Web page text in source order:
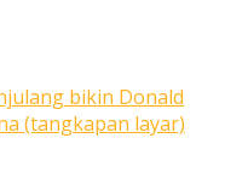
bikin Donald
(tangkapan layar)